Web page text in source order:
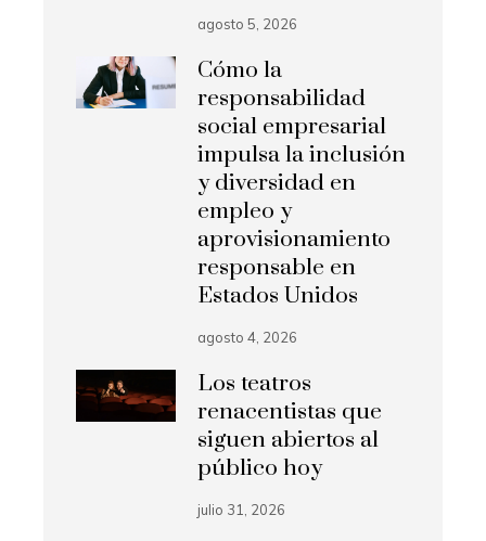
agosto 5, 2026
Cómo la
responsabilidad
social empresarial
impulsa la inclusión
y diversidad en
empleo y
aprovisionamiento
responsable en
Estados Unidos
agosto 4, 2026
Los teatros
renacentistas que
siguen abiertos al
público hoy
julio 31, 2026